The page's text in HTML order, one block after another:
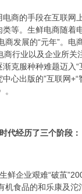
商的手段在互联网
等。生鲜电商随着
商发展的“元年”。电
商行业以及企业所关
克服种种难题迈入“
心出版的”互联网
。
代经历了三个阶段：
企业艰难“破茧
机食品的和乐康及沱